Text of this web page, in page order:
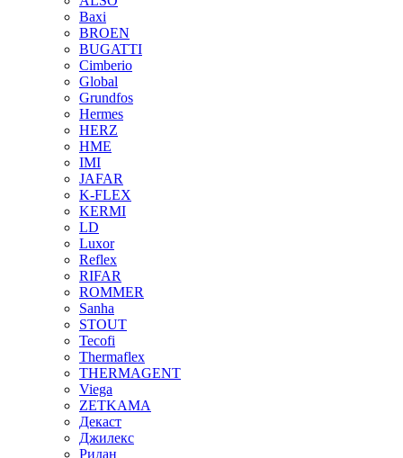
Baxi
BROEN
BUGATTI
Cimberio
Global
Grundfos
Hermes
HERZ
HME
IMI
JAFAR
K-FLEX
KERMI
LD
Luxor
Reflex
RIFAR
ROMMER
Sanha
STOUT
Tecofi
Thermaflex
THERMAGENT
Viega
ZETKAMA
Декаст
Джилекс
Ридан